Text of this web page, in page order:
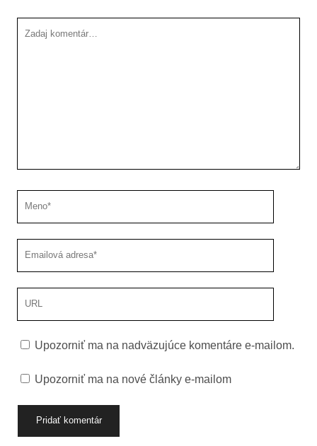
komentár
Upozorniť ma na nadväzujúce komentáre e-mailom.
Upozorniť ma na nové články e-mailom